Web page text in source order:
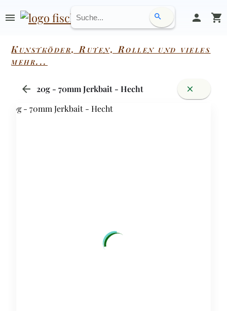
menu search person shopping_cart
Kunstköder, Ruten, Rollen und vieles
mehr...
arrow_back 20g - 70mm Jerkbait - Hecht close